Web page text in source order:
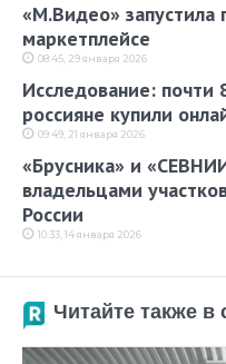
«М.Видео»
маркетплейсе
08:45, 29 января 2026
Исследование:
россияне купили
09:49, 21 января 2026
«Брусника» и
владельцами
России
10:33, 14 января 2026
Читайте также в